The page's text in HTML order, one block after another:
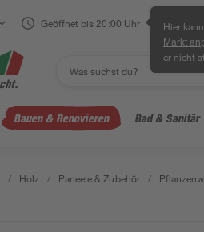
Geöffnet bis 20:00 Uhr Hier
Markt
er nicht
Bauen & Renovieren Bad & Sanitär
/ Holz / Paneele & Zubehör /